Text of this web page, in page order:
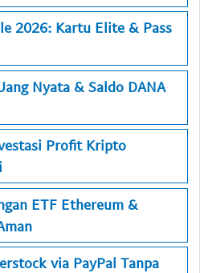
2026: Kartu Elite & Pass
Nyata & Saldo DANA
Profit Kripto
ETF Ethereum &
via PayPal Tanpa